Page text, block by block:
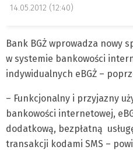
14.05.2012 (12:40)
Bank BGŻ wprowadza nowy
w systemie bankowości
indywidualnych eBGŻ –
– Funkcjonalny i przyjazny
bankowości internetowej,
dodatkową, bezpłatną
transakcji kodami SMS –